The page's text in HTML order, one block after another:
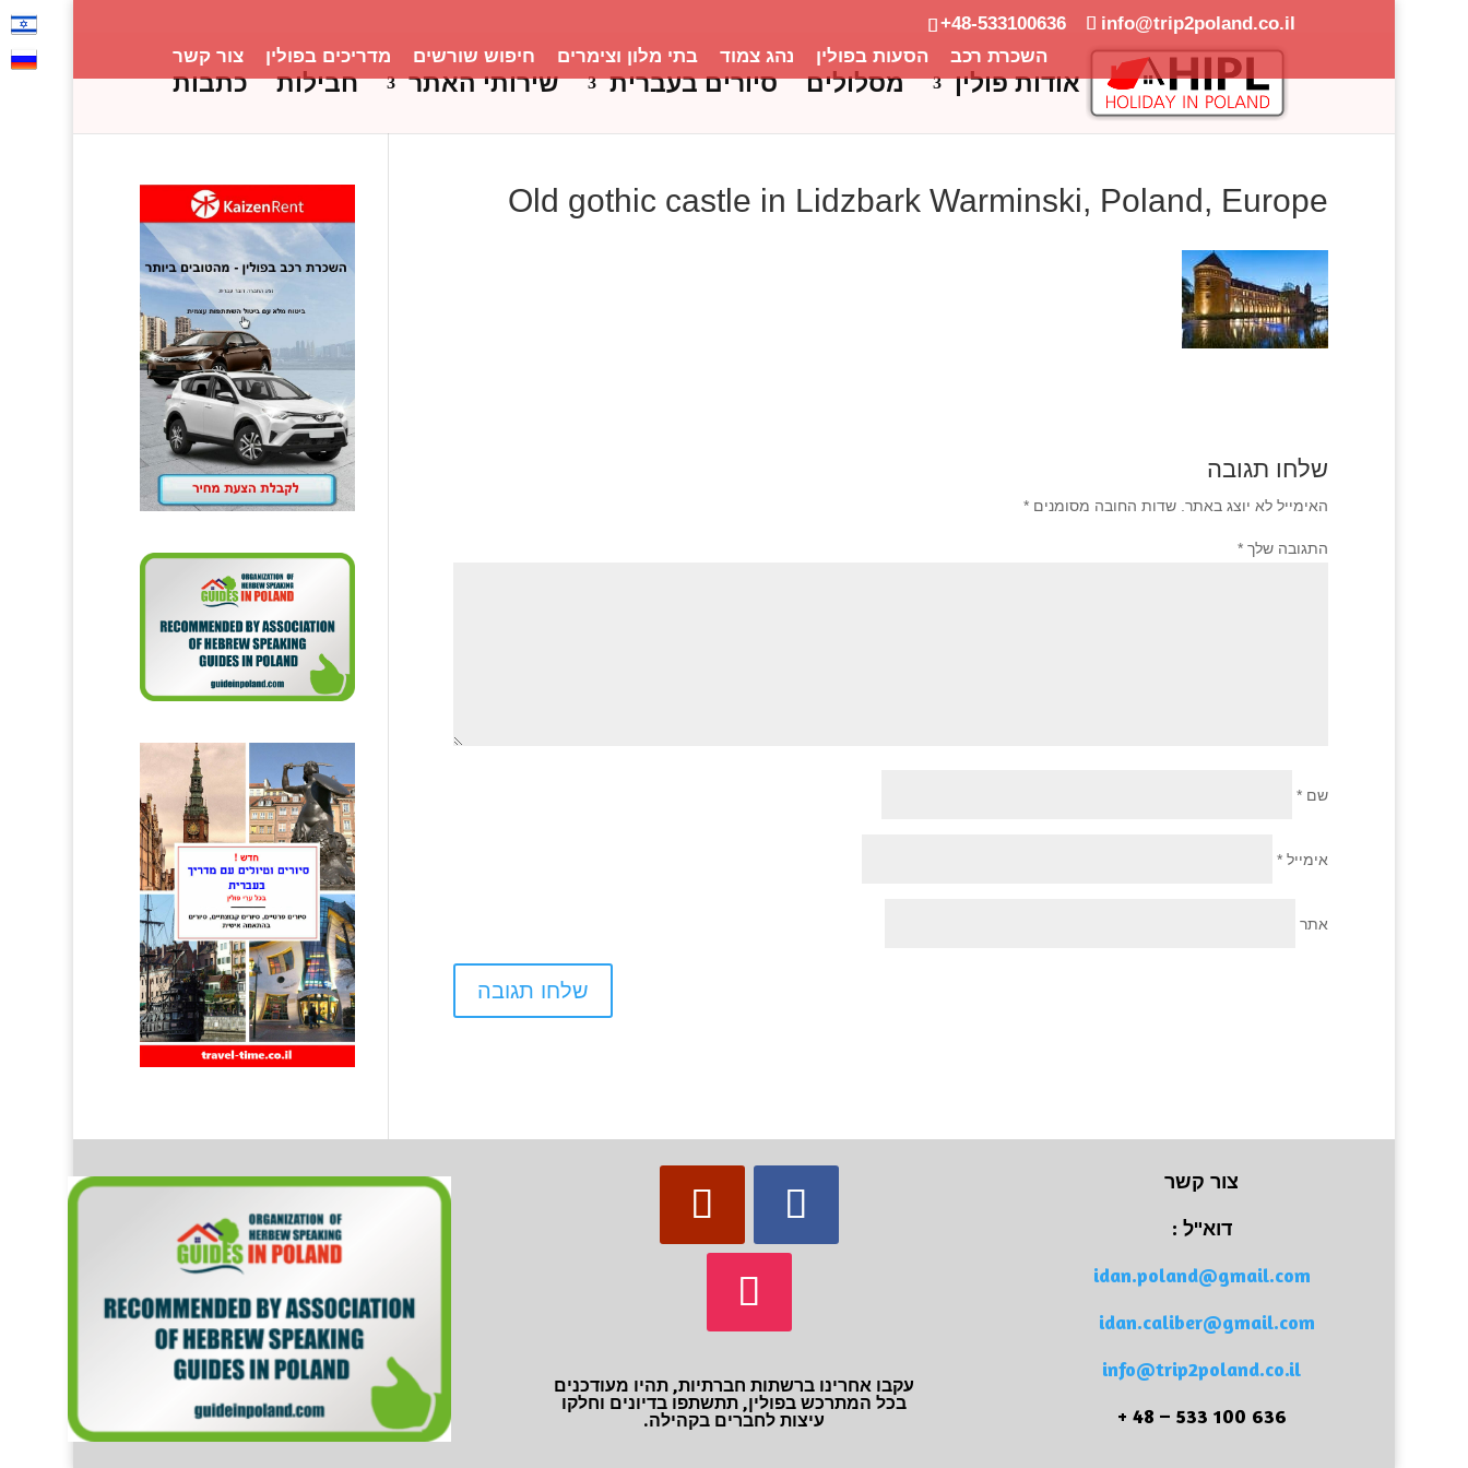
+48-533100636
info@trip2poland.co.il
השכרת רכב
הסעות בפולין נהג צמוד בתי מלון וצימרים חיפוש שורשים מדריכים בפולין צור קשר
אודות פולין מסלולים סיורים בעברית שירותי האתר חבילות כתבות
Old gothic castle in Lidzbark Warminski, Poland, Europe
שלחו תגובה
האימייל לא יוצג באתר. שדות החובה מסומנים *
התגובה שלך *
שם *
אימייל *
אתר
עקבו אחרינו ברשתות חברתיות, תהיו מעודכנים
בכל המתרכש בפולין, תתשתפו בדיונים וחלקו
עיצות לחברים בקהילה.
צור קשר
דוא"ל :
idan.poland@gmail.com
idan.caliber@gmail.com
info@trip2poland.co.il
636 100 533 – 48 +